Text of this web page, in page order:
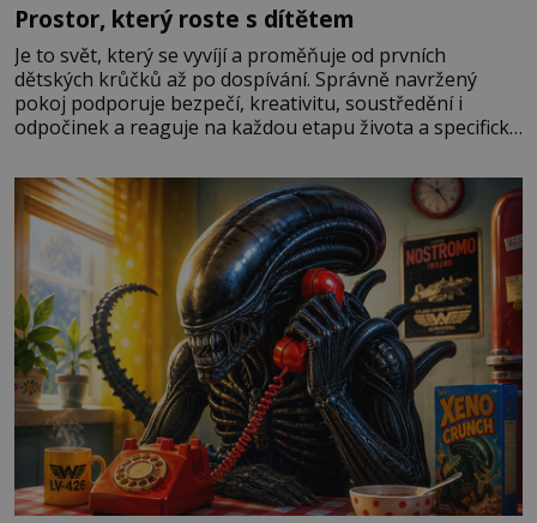
Prostor, který roste s dítětem
Je to svět, který se vyvíjí a proměňuje od prvních
dětských krůčků až po dospívání. Správně navržený
pokoj podporuje bezpečí, kreativitu, soustředění i
odpočinek a reaguje na každou etapu života a specifické
měkkost a bezpečí, proto by pokoj miminka měl působit
především klidně a útulně. Předškolní věk je